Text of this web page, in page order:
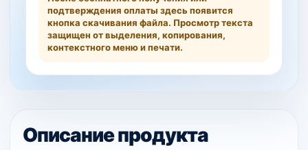
подтверждения оплаты здесь появится
кнопка скачивания файла. Просмотр текста
защищен от выделения, копирования,
контекстного меню и печати.
Описание продукта